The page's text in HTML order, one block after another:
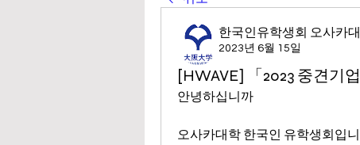
한국인유학생회 오사카
2023년 6월 15일
[HWAVE] 「2023 중견기
안녕하십니까
오사카대학 한국인 유학생회입니